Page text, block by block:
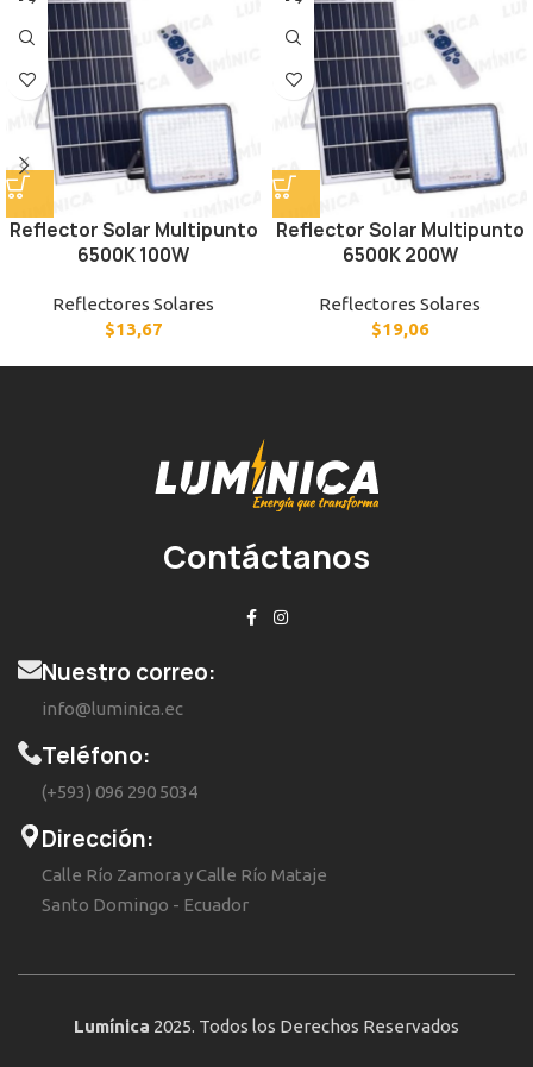
Reflector Solar Multipunto
6500K 100W
Reflectores Solares
$13,67
Reflector Solar Multipunto
6500K 200W
Reflectores Solares
$19,06
Contáctanos
Nuestro correo:
info@luminica.ec
Teléfono:
(+593) 096 290 5034
Dirección:
Calle Río Zamora y Calle Río Mataje
Santo Domingo - Ecuador
Lumínica 2025. Todos los Derechos Reservados